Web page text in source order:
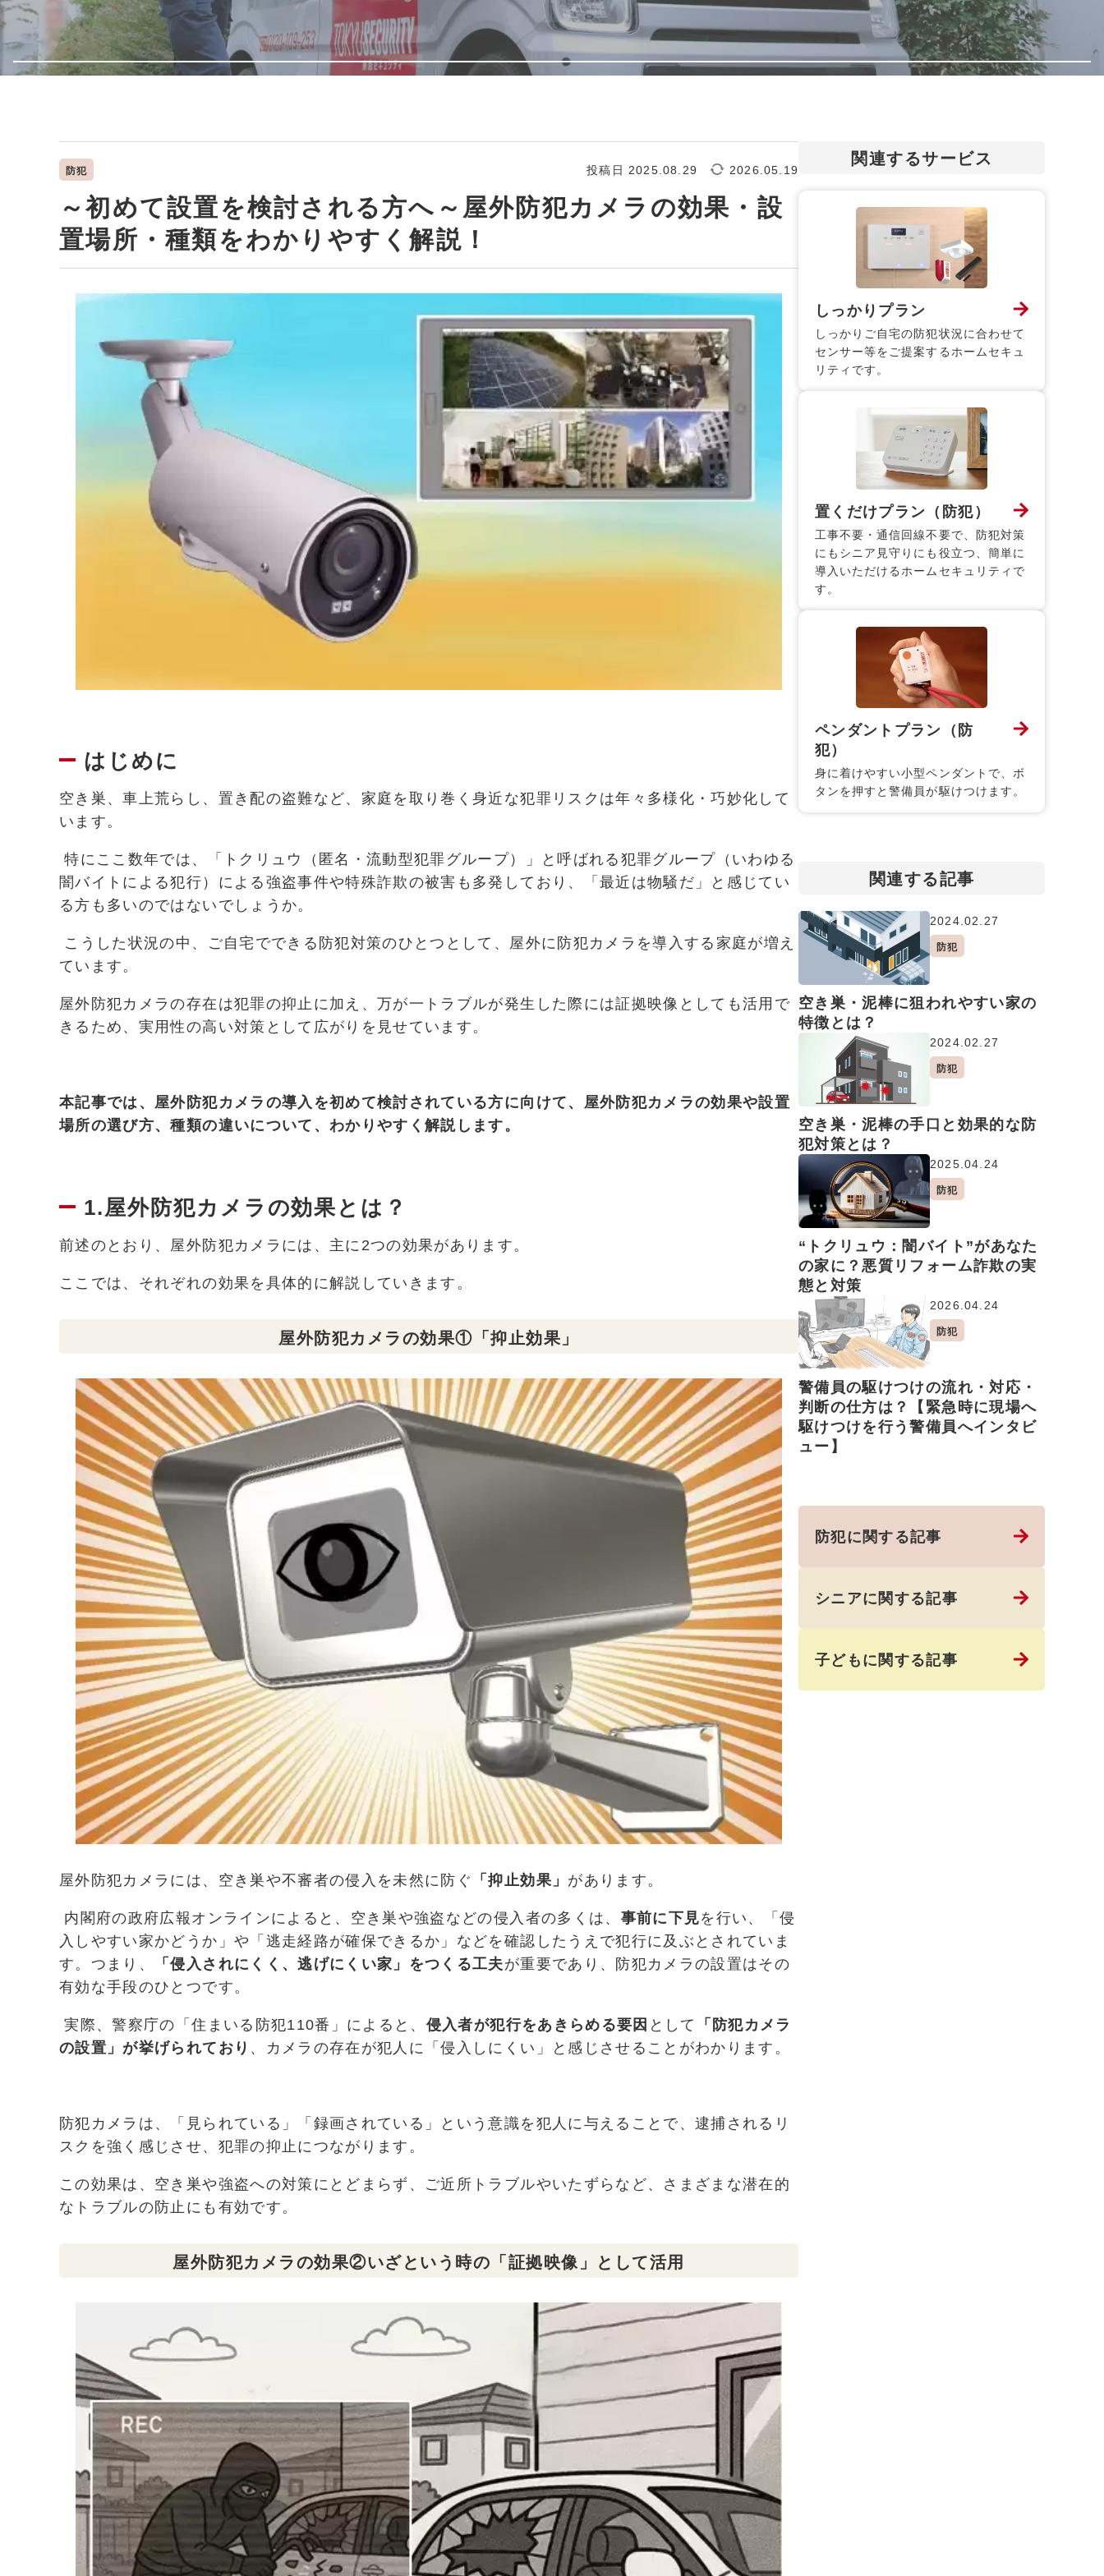
防犯 投稿日 2025.08.29 2026.05.19
～初めて設置を検討される方へ～屋外防犯カメラの効果・設
置場所・種類をわかりやすく解説！
はじめに
空き巣、車上荒らし、置き配の盗難など、家庭を取り巻く身近な犯罪リスクは年々多様化・巧妙化して
います。
特にここ数年では、「トクリュウ（匿名・流動型犯罪グループ）」と呼ばれる犯罪グループ（いわゆる
闇バイトによる犯行）による強盗事件や特殊詐欺の被害も多発しており、「最近は物騒だ」と感じてい
る方も多いのではないでしょうか。
こうした状況の中、ご自宅でできる防犯対策のひとつとして、屋外に防犯カメラを導入する家庭が増え
ています。
屋外防犯カメラの存在は犯罪の抑止に加え、万が一トラブルが発生した際には証拠映像としても活用で
きるため、実用性の高い対策として広がりを見せています。
本記事では、屋外防犯カメラの導入を初めて検討されている方に向けて、屋外防犯カメラの効果や設置
場所の選び方、種類の違いについて、わかりやすく解説します。
1.屋外防犯カメラの効果とは？
前述のとおり、屋外防犯カメラには、主に2つの効果があります。
ここでは、それぞれの効果を具体的に解説していきます。
屋外防犯カメラの効果①「抑止効果」
屋外防犯カメラには、空き巣や不審者の侵入を未然に防ぐ 「抑止効果」 があります。
内閣府の政府広報オンラインによると、空き巣や強盗などの侵入者の多くは、 事前に下見を行い、「侵
入しやすい家かどうか」や「逃走経路が確保できるか」などを確認したうえで犯行に及ぶとされていま
す。つまり、
「侵入されにくく、逃げにくい家」をつくる工夫が重要であり、防犯カメラの設置はその
有効な手段のひとつです。
実際、警察庁の「住まいる防犯110番」によると、 侵入者が犯行をあきらめる要因 として
「防犯カメラ
の設置」が挙げられており 、カメラの存在が犯人に「侵入しにくい」と感じさせることがわかります。
防犯カメラは、「見られている」「録画されている」という意識を犯人に与えることで、逮捕されるリ
スクを強く感じさせ、犯罪の抑止につながります。
この効果は、空き巣や強盗への対策にとどまらず、ご近所トラブルやいたずらなど、さまざまな潜在的
なトラブルの防止にも有効です。
屋外防犯カメラの効果②いざという時の「証拠映像」として活用
関連するサービス
しっかりプラン
しっかりご自宅の防犯状況に合わせて
センサー等をご提案するホームセキュ
リティです。
置くだけプラン（防犯）
工事不要・通信回線不要で、防犯対策
にもシニア見守りにも役立つ、簡単に
導入いただけるホームセキュリティで
す。
ペンダントプラン（防
犯）
身に着けやすい小型ペンダントで、ボ
タンを押すと警備員が駆けつけます。
関連する記事
2024.02.27
防犯
空き巣・泥棒に狙われやすい家の
特徴とは？
2024.02.27
防犯
空き巣・泥棒の手口と効果的な防
犯対策とは？
2025.04.24
防犯
“トクリュウ：闇バイト”があなた
の家に？悪質リフォーム詐欺の実
態と対策
2026.04.24
防犯
警備員の駆けつけの流れ・対応・
判断の仕方は？【緊急時に現場へ
駆けつけを行う警備員へインタビ
ュー】
防犯に関する記事
シニアに関する記事
子どもに関する記事